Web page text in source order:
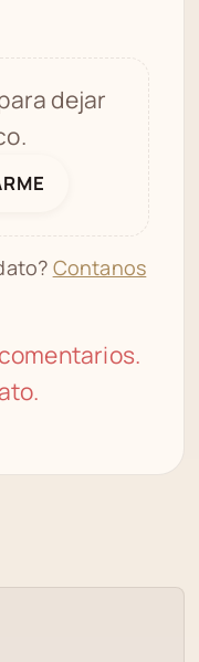
dejar
Contanos